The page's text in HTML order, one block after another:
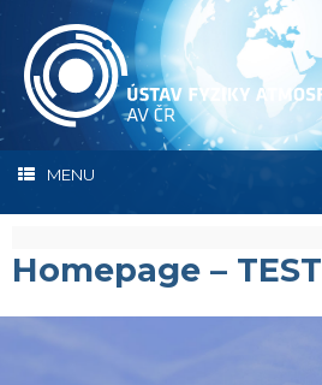
content
MENU
Homepage – TEST